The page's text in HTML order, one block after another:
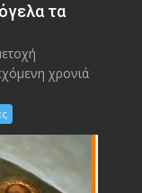
τα
χρονιά